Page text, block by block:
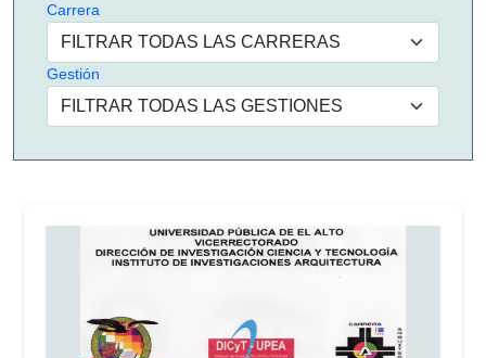
Carrera
Gestión